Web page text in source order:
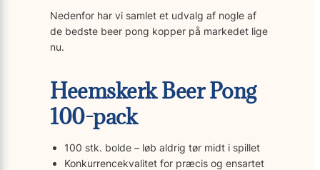
Nedenfor har vi samlet et udvalg af nogle af
de bedste beer pong kopper på markedet lige
nu.
Heemskerk Beer Pong
100-pack
100 stk. bolde – løb aldrig tør midt i spillet
Konkurrencekvalitet for præcis og ensartet